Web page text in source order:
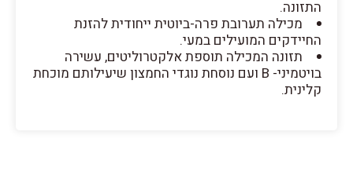
התזונה.
מכילה תערובת פרה-ביוטית ייחודית להזנת
החיידקים המועילים במעי.
תזונה המכילה תוספת אלקטרוליטים, עשירה
בויטמיני- B ועם נוסחת נוגדי החמצון שיעילותם מוכחת
קלינית.